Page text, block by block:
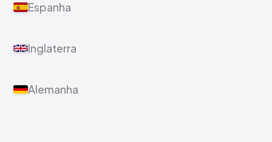
Espanha
Inglaterra
Alemanha